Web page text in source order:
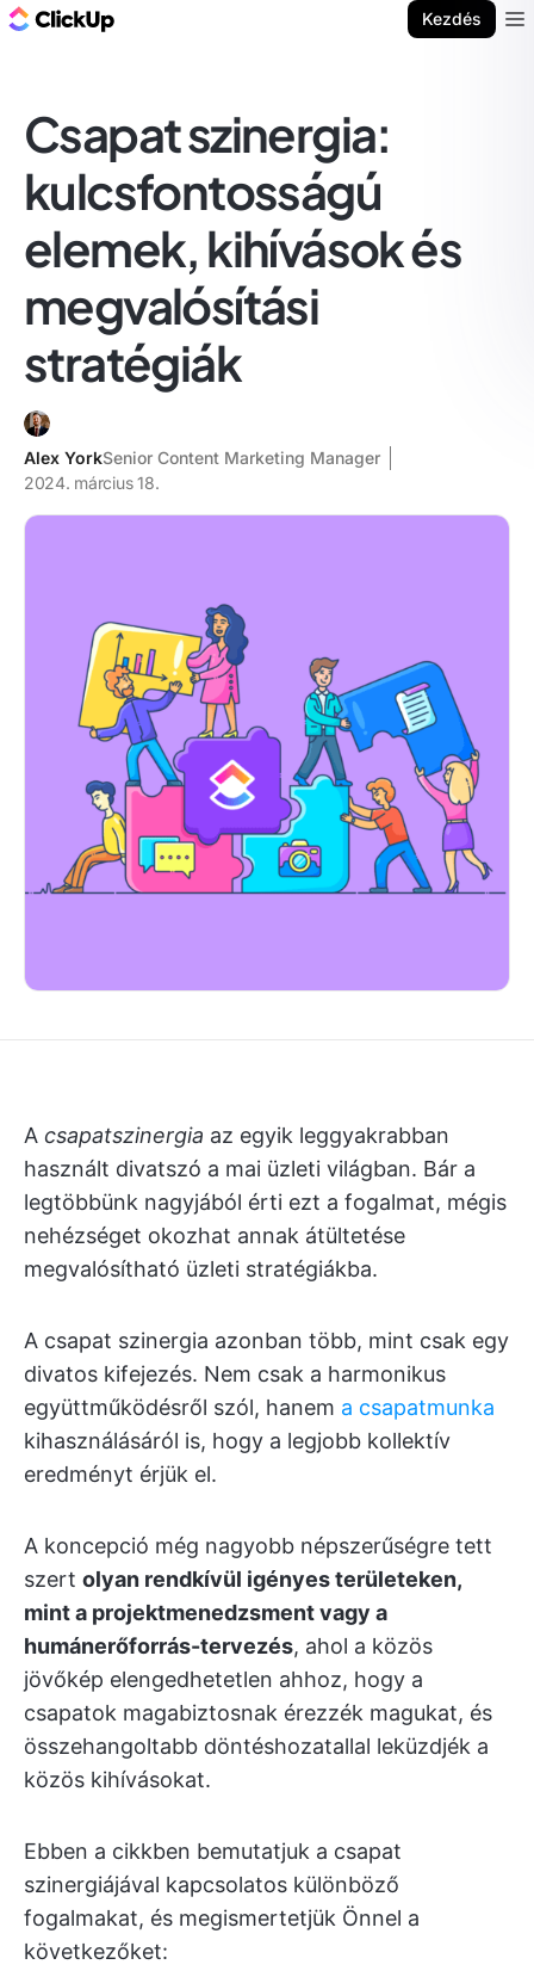
Kezdés
Csapat szinergia:
kulcsfontosságú
elemek, kihívások és
megvalósítási
stratégiák
Alex YorkSenior Content Marketing Manager
2024. március 18.
A csapatszinergia az egyik leggyakrabban
használt divatszó a mai üzleti világban. Bár a
legtöbbünk nagyjából érti ezt a fogalmat, mégis
nehézséget okozhat annak átültetése
megvalósítható üzleti stratégiákba.
A csapat szinergia azonban több, mint csak egy
divatos kifejezés. Nem csak a harmonikus
együttműködésről szól, hanem a csapatmunka
kihasználásáról is, hogy a legjobb kollektív
eredményt érjük el.
A koncepció még nagyobb népszerűségre tett
szert olyan rendkívül igényes területeken,
mint a projektmenedzsment vagy a
humánerőforrás-tervezés, ahol a közös
jövőkép elengedhetetlen ahhoz, hogy a
csapatok magabiztosnak érezzék magukat, és
összehangoltabb döntéshozatallal leküzdjék a
közös kihívásokat.
Ebben a cikkben bemutatjuk a csapat
szinergiájával kapcsolatos különböző
fogalmakat, és megismertetjük Önnel a
következőket: